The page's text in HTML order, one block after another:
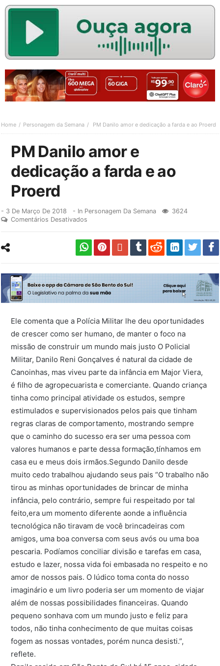
Home Personagem da Semana PM Danilo amor e dedicação a farda e ao Proerd
PM Danilo amor e
dedicação a farda e ao
Proerd
- 3 De Março De 2018 - In Personagem Da Semana
3624
Comentários Desativados
Ele comenta que a Polícia Militar lhe deu oportunidades
de crescer como ser humano, de manter o foco na
missão de construir um mundo mais justo O Policial
Militar, Danilo Reni Gonçalves é natural da cidade de
Canoinhas, mas viveu parte da infância em Major Viera,
é filho de agropecuarista e comerciante. Quando criança
tinha como principal atividade os estudos, sempre
estimulados e supervisionados pelos pais que tinham
regras claras de comportamento, mostrando sempre
que o caminho do sucesso era ser uma pessoa com
valores humanos e parte dessa formação,tínhamos em
casa eu e meus dois irmãos.Segundo Danilo desde
muito cedo trabalhou ajudando seus pais “O trabalho não
tirou as minhas oportunidades de brincar de minha
infância, pelo contrário, sempre fui respeitado por tal
feito,era um momento diferente aonde a influência
tecnológica não tiravam de você brincadeiras com
amigos, uma boa conversa com seus avós ou uma boa
pescaria. Podíamos conciliar divisão e tarefas em casa,
estudo e lazer, nossa vida foi embasada no respeito e no
amor de nossos pais. O lúdico toma conta do nosso
imaginário e um livro poderia ser um momento de viajar
além de nossas possibilidades financeiras. Quando
pequeno sonhava com um mundo justo e feliz para
todos, não tinha conhecimento de que muitas coisas
fogem as nossas vontades, porém nunca desisti.”,
reflete.